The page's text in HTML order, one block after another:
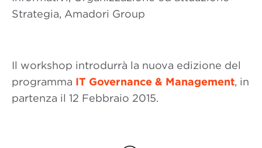
Strategia, Amadori Group
Il workshop introdurrà la nuova edizione del
programma IT Governance & Management, in
partenza il 12 Febbraio 2015.